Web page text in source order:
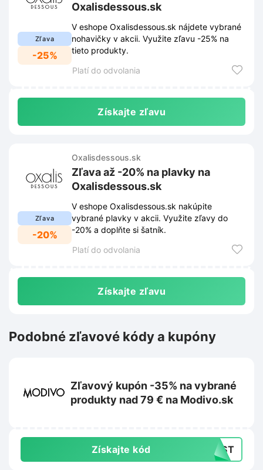
Zľava
-25%
Oxalisdessous.sk
V eshope Oxalisdessous.sk nájdete vybrané
nohavičky v akcii. Využite zľavu -25% na
tieto produkty.
Platí do odvolania
Získajte zľavu
Zľava
-20%
Oxalisdessous.sk
Zľava až -20% na plavky na
Oxalisdessous.sk
V eshope Oxalisdessous.sk nakúpite
vybrané plavky v akcii. Využite zľavy do
-20% a doplňte si šatník.
Platí do odvolania
Získajte zľavu
Podobné zľavové kódy a kupóny
Zľavový kupón -35% na vybrané
produkty nad 79 € na Modivo.sk
Získajte kód LAST